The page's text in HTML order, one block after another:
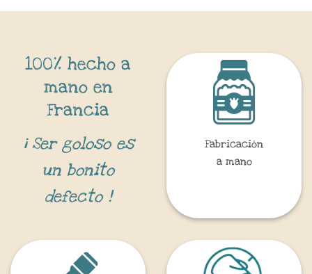
100% hecho a
mano en
Francia
¡ Ser goloso es
un bonito
defecto !
Fabricación
a mano